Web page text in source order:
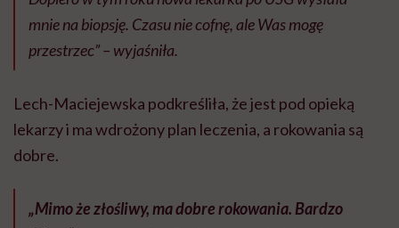
mnie na biopsję. Czasu nie cofnę, ale Was mogę
przestrzec” – wyjaśniła.
Lech-Maciejewska podkreśliła, że jest pod opieką
lekarzy i ma wdrożony plan leczenia, a rokowania są
dobre.
„Mimo że złośliwy, ma dobre rokowania. Bardzo